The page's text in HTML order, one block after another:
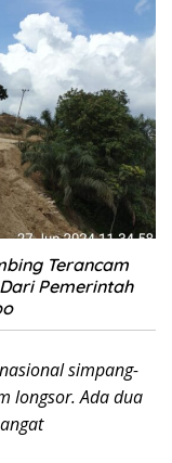
Terancam
Pemerintah
simpang-
longsor. Ada dua